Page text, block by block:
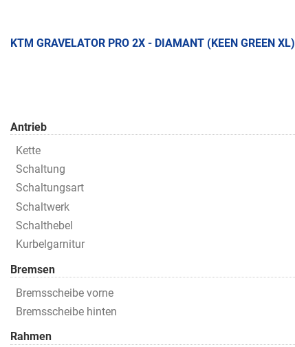
KTM GRAVELATOR PRO 2X - DIAMANT (KEEN GREEN XL)
Antrieb
Kette
Schaltung
Schaltungsart
Schaltwerk
Schalthebel
Kurbelgarnitur
Bremsen
Bremsscheibe vorne
Bremsscheibe hinten
Rahmen